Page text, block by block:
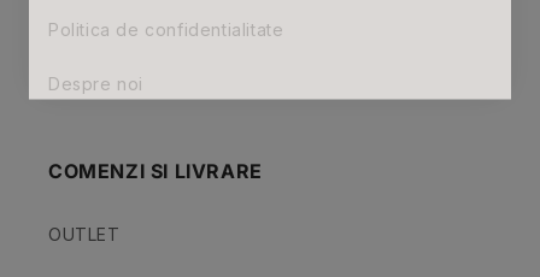
Politica de confidentialitate
Despre noi
COMENZI SI LIVRARE
OUTLET